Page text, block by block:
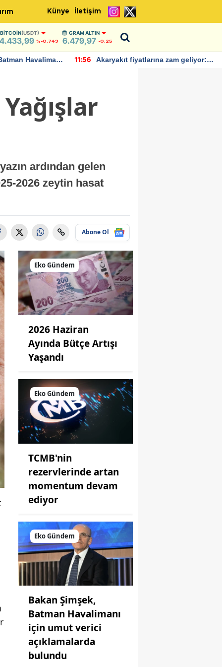
Künye İletişim
BITCOIN(USDT)
%-0.749
GRAM ALTIN
6.479,97 -0,25
Havalimanı
11:56
Akaryakıt fiyatlarına zam geliyor:
ardından gelen
2026 zeytin hasat
Abone Ol
Eko Gündem
2026 Haziran
Ayında Bütçe Artışı
Yaşandı
Eko Gündem
TCMB'nin
rezervlerinde artan
momentum devam
ediyor
Eko Gündem
Bakan Şimşek,
Batman Havalimanı
için umut verici
açıklamalarda
bulundu